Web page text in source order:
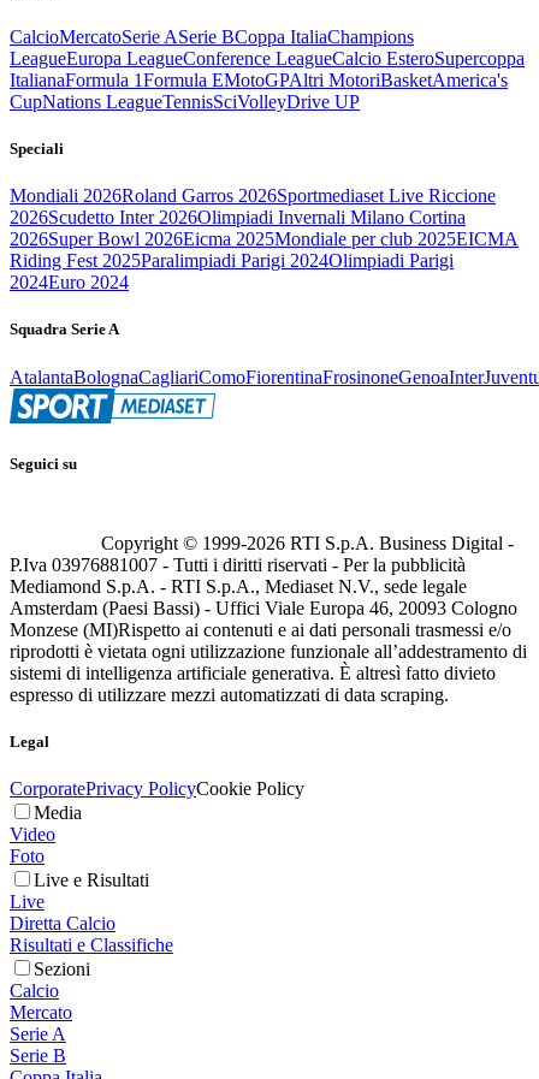
CalcioMercatoSerie ASerie BCoppa ItaliaChampions
LeagueEuropa LeagueConference LeagueCalcio EsteroSupercoppa
ItalianaFormula 1Formula EMotoGPAltri MotoriBasketAmerica's
CupNations LeagueTennisSciVolleyDrive UP
Speciali
Mondiali 2026Roland Garros 2026Sportmediaset Live Riccione
2026Scudetto Inter 2026Olimpiadi Invernali Milano Cortina
2026Super Bowl 2026Eicma 2025Mondiale per club 2025EICMA
Riding Fest 2025Paralimpiadi Parigi 2024Olimpiadi Parigi
2024Euro 2024
Squadra Serie A
AtalantaBolognaCagliariComoFiorentinaFrosinoneGenoaInter
Seguici su
Copyright © 1999-2026 RTI S.p.A. Business Digital -
P.Iva 03976881007 - Tutti i diritti riservati - Per la pubblicità
Mediamond S.p.A. - RTI S.p.A., Mediaset N.V., sede legale
Amsterdam (Paesi Bassi) - Uffici Viale Europa 46, 20093 Cologno
Monzese (MI)Rispetto ai contenuti e ai dati personali trasmessi e/o
riprodotti è vietata ogni utilizzazione funzionale all’addestramento di
sistemi di intelligenza artificiale generativa. È altresì fatto divieto
espresso di utilizzare mezzi automatizzati di data scraping.
Legal
CorporatePrivacy PolicyCookie Policy
Media
Video
Foto
Live e Risultati
Live
Diretta Calcio
Risultati e Classifiche
Sezioni
Calcio
Mercato
Serie A
Serie B